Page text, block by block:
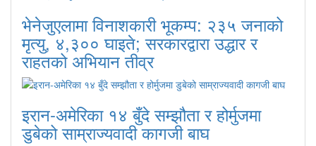
भेनेजुएलामा विनाशकारी भूकम्प: २३५ जनाको
मृत्यु, ४,३०० घाइते; सरकारद्वारा उद्धार र
राहतको अभियान तीव्र
इरान-अमेरिका १४ बुँदे सम्झौता र होर्मुजमा
डुबेको साम्राज्यवादी कागजी बाघ